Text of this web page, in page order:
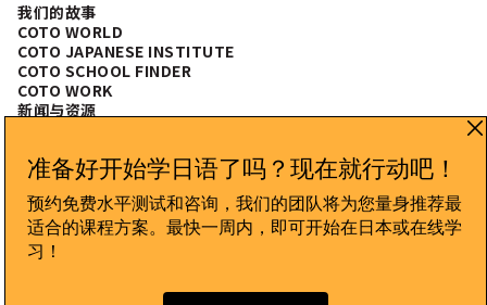
我们的故事
COTO WORLD
COTO JAPANESE INSTITUTE
COTO SCHOOL FINDER
COTO WORK
新闻与资源
CONNECT WITH US